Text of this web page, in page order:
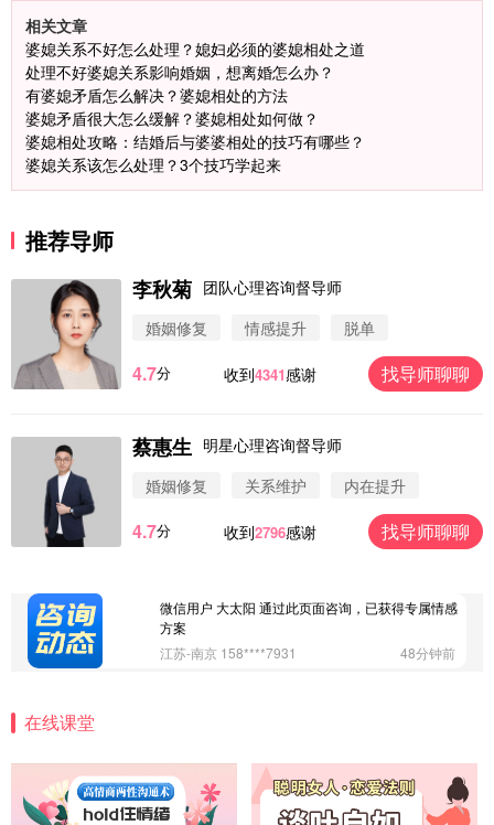
相关文章
婆媳关系不好怎么处理？媳妇必须的婆媳相处之道
处理不好婆媳关系影响婚姻，想离婚怎么办？
有婆媳矛盾怎么解决？婆媳相处的方法
婆媳矛盾很大怎么缓解？婆媳相处如何做？
婆媳相处攻略：结婚后与婆婆相处的技巧有哪些？
婆媳关系该怎么处理？3个技巧学起来
推荐导师
李秋菊 团队心理咨询督导师
婚姻修复
情感提升 脱单
4.7分 收到4341感谢 找导师聊聊
蔡惠生 明星心理咨询督导师
婚姻修复
关系维护 内在提升
4.7分 收到2796感谢 找导师聊聊
微信用户 圆圈 通过此页面咨询，已获得专属情感方
案
微信用户 Vnno 通过此页面咨询，已获得专属情感方
微信用户 大太阳 通过此页面咨询，已获得专属情感
方案
江苏-南京 158****7931
48分钟前
情感方案
北京-朝阳 151****3189
22分钟前
在线课堂